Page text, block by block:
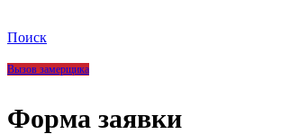
Поиск
Вызов замерщика
Форма заявки